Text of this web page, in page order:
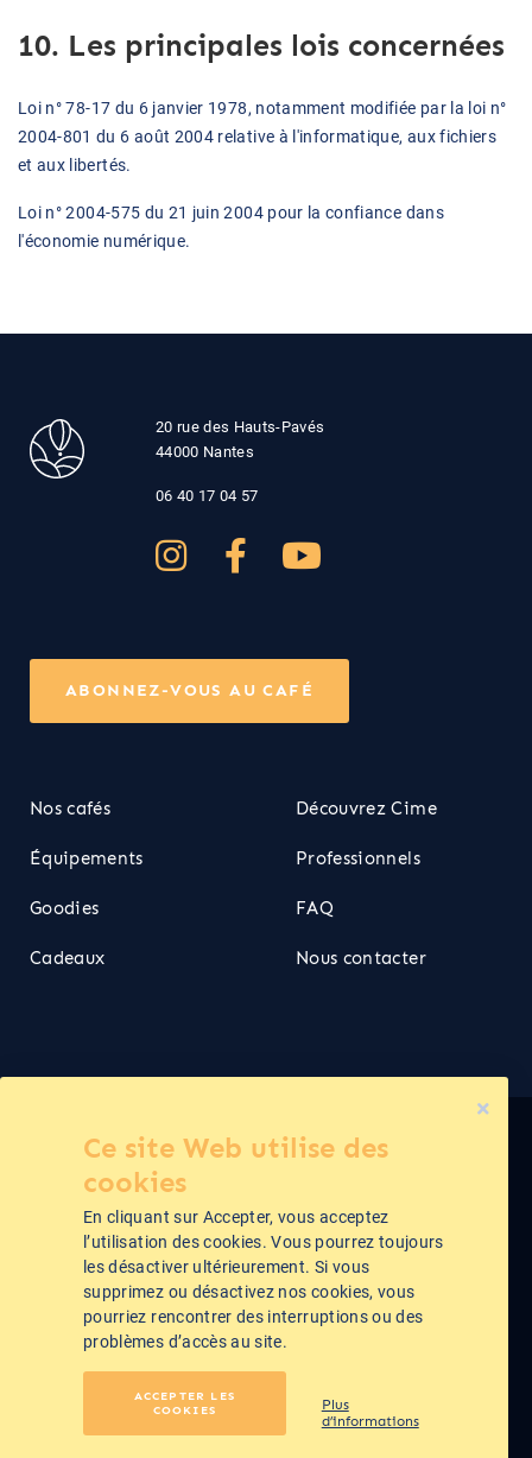
Ce site Web utilise des
cookies
En cliquant sur Accepter, vous acceptez
l’utilisation des cookies. Vous pourrez toujours
les désactiver ultérieurement. Si vous
supprimez ou désactivez nos cookies, vous
pourriez rencontrer des interruptions ou des
problèmes d’accès au site.
ACCEPTER LES
COOKIES
Plus
d’informations
10. Les principales lois concernées
Loi n° 78-17 du 6 janvier 1978, notamment modifiée par la loi n°
2004-801 du 6 août 2004 relative à l'informatique, aux fichiers
et aux libertés.
Loi n° 2004-575 du 21 juin 2004 pour la confiance dans
l'économie numérique.
20 rue des Hauts-Pavés
44000 Nantes
06 40 17 04 57
Nos cafés
Équipements
Goodies
Cadeaux
Découvrez Cime
Professionnels
FAQ
Nous contacter
ABONNEZ-VOUS AU CAFÉ
Cime ©2026
Politique de confidentialité
Conditions Générales de Vente
Webdesign et développement by